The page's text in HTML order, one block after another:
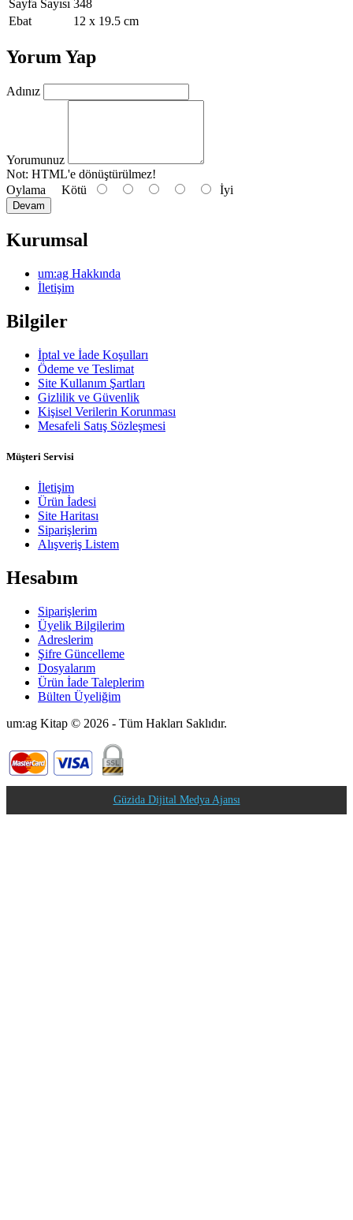
Sayfa Sayısı 348
Ebat
12 x 19.5 cm
Yorum Yap
Adınız
Yorumunuz
Not: HTML'e dönüştürülmez!
Oylama Kötü İyi
Devam
Kurumsal
um:ag Hakkında
İletişim
Bilgiler
İptal ve İade Koşulları
Ödeme ve Teslimat
Site Kullanım Şartları
Gizlilik ve Güvenlik
Kişisel Verilerin Korunması
Mesafeli Satış Sözleşmesi
Müşteri Servisi
İletişim
Ürün İadesi
Site Haritası
Siparişlerim
Alışveriş Listem
Hesabım
Siparişlerim
Üyelik Bilgilerim
Adreslerim
Şifre Güncelleme
Dosyalarım
Ürün İade Taleplerim
Bülten Üyeliğim
um:ag Kitap © 2026 - Tüm Hakları Saklıdır.
Güzida Dijital Medya Ajansı